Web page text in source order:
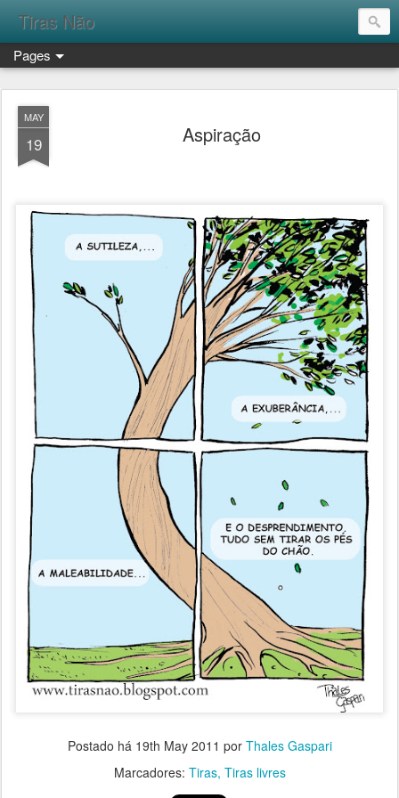
Tiras Não
Pages
MAY
19 Aspiração
Postado há 19th May 2011 por Thales Gaspari
Marcadores: Tiras Tiras livres